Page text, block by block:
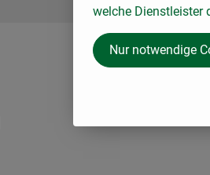
welche Dienstleister
Nur notwendige